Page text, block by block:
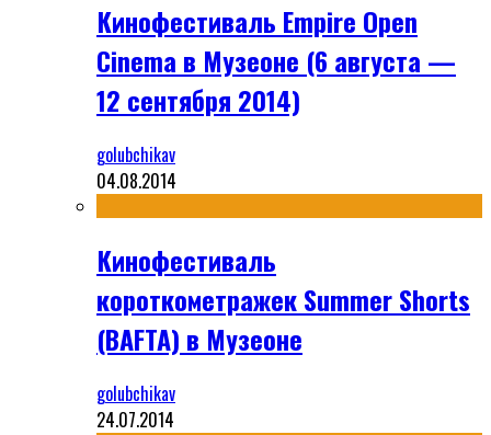
Кинофестиваль Empire Open
Cinema в Музеоне (6 августа —
12 сентября 2014)
golubchikav
04.08.2014
Кинофестиваль
короткометражек Summer Shorts
(BAFTA) в Музеоне
golubchikav
24.07.2014